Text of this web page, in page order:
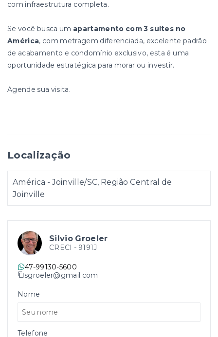
Silvio Groeler
CRECI - 9191J
47-99130-5600
sgroeler@gmail.com
Nome
Telefone
com infraestrutura completa.
Se você busca um apartamento com 3 suítes no
América, com metragem diferenciada, excelente padrão
de acabamento e condomínio exclusivo, esta é uma
oportunidade estratégica para morar ou investir.
Agende sua visita.
Localização
América - Joinville/SC, Região Central de
Joinville